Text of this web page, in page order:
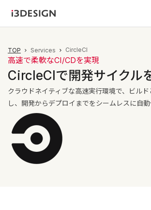
TOP Services CircleCI
高速で柔軟なCI/CDを実現
CircleCIで開発サイクル
クラウドネイティブな高速実行環境で、ビル
し、開発からデプロイまでをシームレスに自動